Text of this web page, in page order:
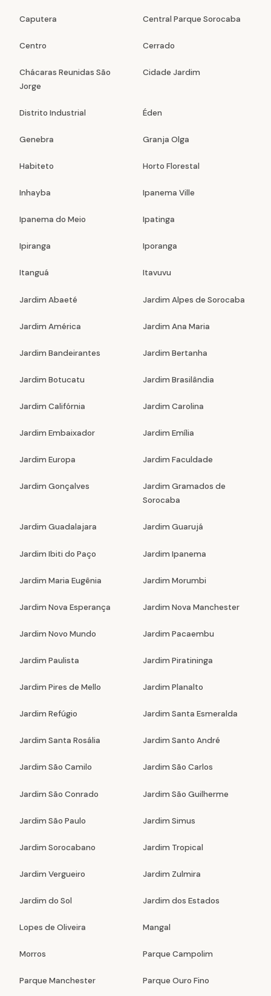
Caputera Central Parque Sorocaba
Centro Cerrado
Chácaras Reunidas São
Jorge
Cidade Jardim
Distrito Industrial Éden
Genebra Granja Olga
Habiteto Horto Florestal
Inhayba Ipanema Ville
Ipanema do Meio Ipatinga
Ipiranga Iporanga
Itanguá Itavuvu
Jardim Abaeté Jardim Alpes de Sorocaba
Jardim América Jardim Ana Maria
Jardim Bandeirantes Jardim Bertanha
Jardim Botucatu Jardim Brasilândia
Jardim Califórnia Jardim Carolina
Jardim Embaixador Jardim Emília
Jardim Europa Jardim Faculdade
Jardim Gonçalves
Jardim Gramados de
Sorocaba
Jardim Guadalajara Jardim Guarujá
Jardim Ibiti do Paço Jardim Ipanema
Jardim Maria Eugênia Jardim Morumbi
Jardim Nova Esperança Jardim Nova Manchester
Jardim Novo Mundo Jardim Pacaembu
Jardim Paulista Jardim Piratininga
Jardim Pires de Mello Jardim Planalto
Jardim Refúgio Jardim Santa Esmeralda
Jardim Santa Rosália Jardim Santo André
Jardim São Camilo Jardim São Carlos
Jardim São Conrado Jardim São Guilherme
Jardim São Paulo Jardim Simus
Jardim Sorocabano Jardim Tropical
Jardim Vergueiro Jardim Zulmira
Jardim do Sol Jardim dos Estados
Lopes de Oliveira Mangal
Morros Parque Campolim
Parque Manchester Parque Ouro Fino